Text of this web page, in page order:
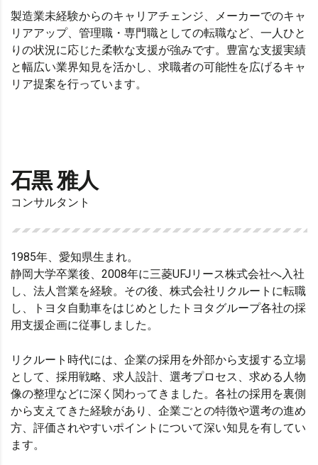
製造業未経験からのキャリアチェンジ、メーカーでのキャ
リアアップ、管理職・専門職としての転職など、一人ひと
りの状況に応じた柔軟な支援が強みです。豊富な支援実績
と幅広い業界知見を活かし、求職者の可能性を広げるキャ
リア提案を行っています。
石黒 雅人
コンサルタント
1985年、愛知県生まれ。
静岡大学卒業後、2008年に三菱UFJリース株式会社へ入社
し、法人営業を経験。その後、株式会社リクルートに転職
し、トヨタ自動車をはじめとしたトヨタグループ各社の採
用支援企画に従事しました。
リクルート時代には、企業の採用を外部から支援する立場
として、採用戦略、求人設計、選考プロセス、求める人物
像の整理などに深く関わってきました。各社の採用を裏側
から支えてきた経験があり、企業ごとの特徴や選考の進め
方、評価されやすいポイントについて深い知見を有してい
ます。